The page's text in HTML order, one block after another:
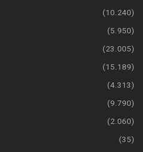
(10.240)
(5.950)
(23.005)
(15.189)
(4.313)
(9.790)
(2.060)
(35)